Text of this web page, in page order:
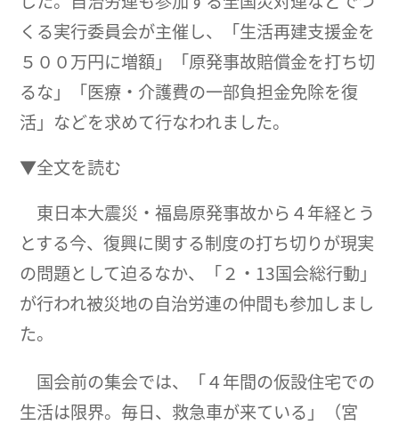
くる実行委員会が主催し、「生活再建支援金を
５００万円に増額」「原発事故賠償金を打ち切
るな」「医療・介護費の一部負担金免除を復
活」などを求めて行なわれました。
▼全文を読む
東日本大震災・福島原発事故から４年経とう
とする今、復興に関する制度の打ち切りが現実
の問題として迫るなか、「２・13国会総行動」
が行われ被災地の自治労連の仲間も参加しまし
た。
国会前の集会では、「４年間の仮設住宅での
生活は限界。毎日、救急車が来ている」（宮